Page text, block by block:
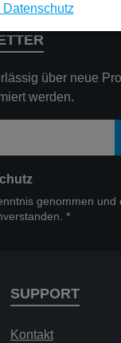
über neue
werden.
genommen und
*
SUPPORT
Kontakt
Datenschutz